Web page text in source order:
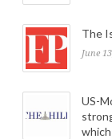
The
June
US-